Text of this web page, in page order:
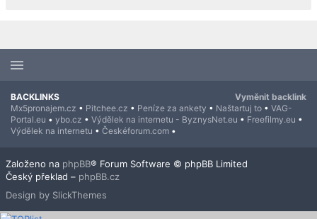
BACKLINKS
Vyměnit backlink
Mx5pronajem.cz • Pitchee.cz • Peníze za ankety • Naštartuj to • VAG-
Portal.eu • ybo.cz • Výdělek na internetu - ByznysNet.eu • Freefilmy.eu •
Výdělek na internetu • Českéforum.com •
Založeno na phpBB® Forum Software © phpBB Limited
Český překlad – phpBB.cz
Design by SlickThemes